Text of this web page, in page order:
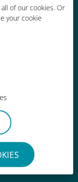
of our cookies. Or
your cookie
her
veri